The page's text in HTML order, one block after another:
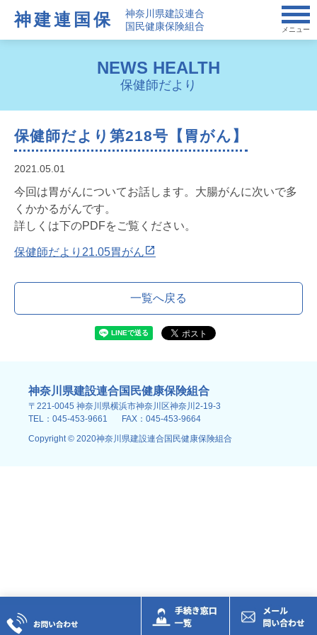
神建連国保
神奈川県建設連合
国民健康保険組合
メニュー
NEWS HEALTH
保健師だより
保健師だより第218号【胃がん】
2021.05.01
今回は胃がんについてお話します。大腸がんに次いで多
くかかるがんです。
詳しくは下のPDFをご覧ください。
保健師だより21.05胃がん
一覧へ戻る
神奈川県建設連合国民健康保険組合
〒221-0045 神奈川県横浜市神奈川区神奈川2-19-3
TEL：045-453-9661
FAX：045-453-9664
Copyright © 2020神奈川県建設連合国民健康保険組合